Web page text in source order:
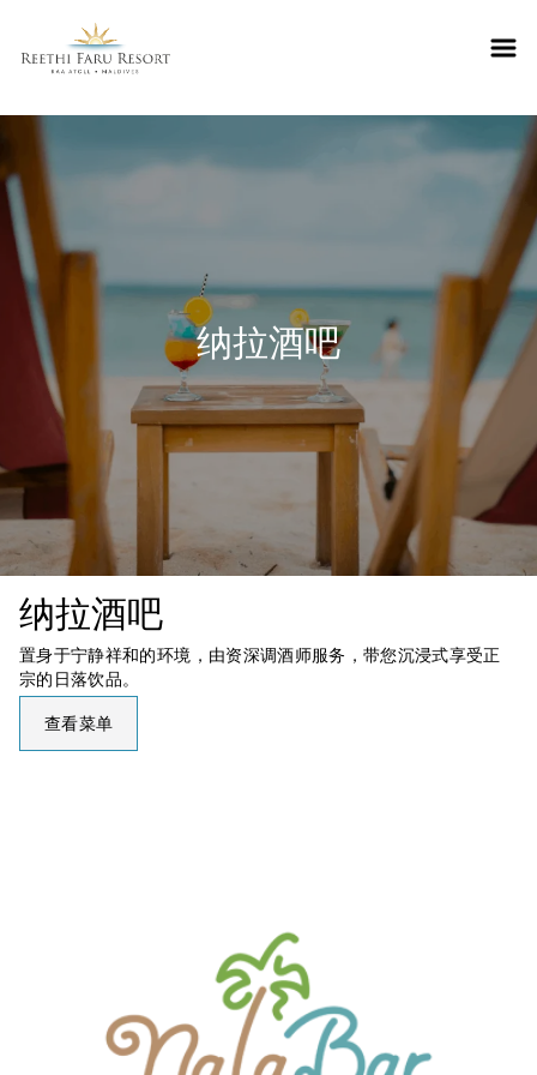
Reethifaru home
纳拉酒吧
纳拉酒吧
置身于宁静祥和的环境，由资深调酒师服务，带您沉浸式享受正
宗的日落饮品。
查看菜单